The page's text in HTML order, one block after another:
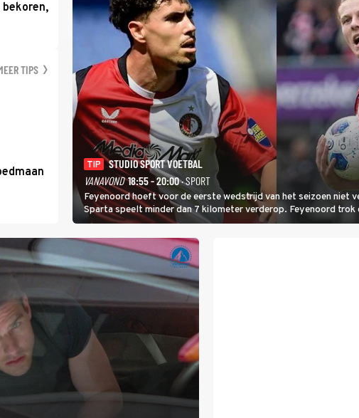
TIPS
TIP
STUDIO SPORT VOETBAL
VANAVOND 18:55 - 20:00· SPORT
Feyenoord hoeft voor de eerste wedstrijd van het seizoen niet
Sparta speelt minder dan 7 kilometer verderop. Feyenoord trok
Ferri aan van KVC Westerlo uit België.